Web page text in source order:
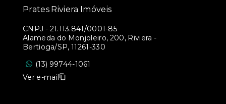
Prates Riviera Imóveis
CNPJ - 21.113.841/0001-85
Alameda do Monjoleiro, 200, Riviera -
Bertioga/SP, 11261-330
(13) 99744-1061
Ver e-mail